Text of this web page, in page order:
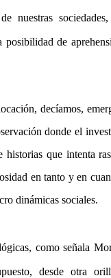
nuestras
posibilidad de
decíamos,
donde el
historias que intenta
en tanto y en
dinámicas sociales.
como señala
desde otra